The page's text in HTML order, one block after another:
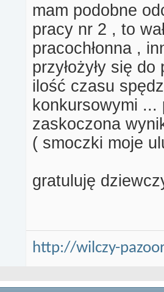
mam podobne
pracy nr 2 , to
pracochłonna ,
przyłożyły się
ilość czasu
konkursowymi
zaskoczona
( smoczki moje
gratuluję
http://wilczy-